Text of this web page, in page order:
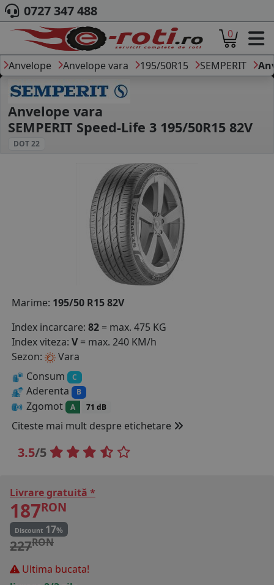
ACASA
DESPRE NOI
ANVELOPE
AUTO
CAMION
MOTO
DIMENSIUNI
PRODUCATORI ANVELOPE
MARCA AUTO
BLOG
B2B - COLABORARE COMPANII
CONT
CONTACT
0727 347 488
0
Anvelope Anvelope vara 195/50R15 SEMPERIT
Anvelope vara
SEMPERIT Speed-Life 3 195/50R15 82V
DOT 22
Marime: 195/50 R15 82V
Index incarcare: 82 = max. 475 KG
Index viteza: V= max. 240 KM/h
Sezon:
Vara
Consum
C
Aderenta B
Zgomot A 71 dB
Citeste mai mult despre etichetare
3.5/5
Livrare gratuită *
187RON
Discount 17%
227RON
Ultima bucata!